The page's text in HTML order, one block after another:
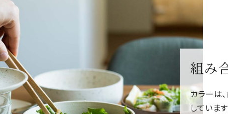
組み
カラーは
していま